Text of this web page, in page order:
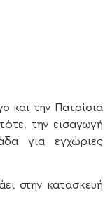
και την Πατρίσια
την εισαγωγή
για εγχώριες
στην κατασκευή